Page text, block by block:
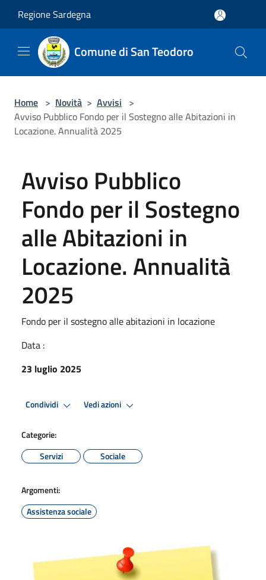
Regione Sardegna
Comune di San Teodoro
Home > Novità > Avvisi >
Avviso Pubblico Fondo per il Sostegno alle Abitazioni in
Locazione. Annualità 2025
Avviso Pubblico
Fondo per il Sostegno
alle Abitazioni in
Locazione. Annualità
2025
Fondo per il sostegno alle abitazioni in locazione
Data :
23 luglio 2025
Condividi Vedi azioni
Categorie:
Servizi
Sociale
Argomenti:
Assistenza sociale